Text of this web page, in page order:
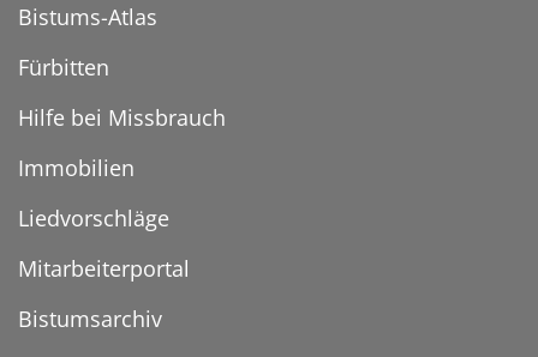
Bistums-Atlas
Fürbitten
Hilfe bei Missbrauch
Immobilien
Liedvorschläge
Mitarbeiterportal
Bistumsarchiv